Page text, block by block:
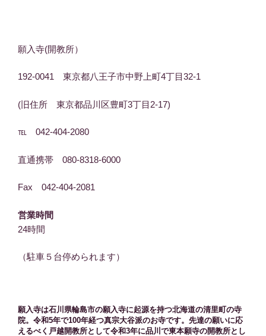
願入寺(開教所）
192-0041 東京都八王子市中野上町4丁目32-1
(旧住所 東京都品川区豊町3丁目2-17)
℡ 042-404-2080
直通携帯 080-8318-6000
Fax 042-404-2081
営業時間
24時間
（駐車５台停められます）
願入寺は石川県輪島市の願入寺に起源を持つ北海道の清里町の寺
院。令和5年で100年経つ真宗大谷派のお寺です。先達の願いに応
えるべく戸越開教所として令和3年に品川で東本願寺の開教所とし